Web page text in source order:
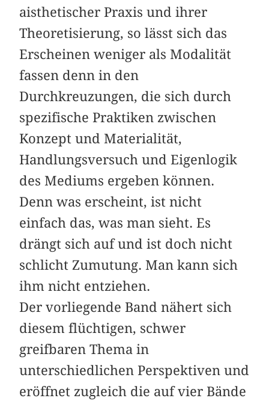
aisthetischer Praxis und ihrer
Theoretisierung, so lässt sich das
Erscheinen weniger als Modalität
fassen denn in den
Durchkreuzungen, die sich durch
spezifische Praktiken zwischen
Konzept und Materialität,
Handlungsversuch und Eigenlogik
des Mediums ergeben können.
Denn was erscheint, ist nicht
einfach das, was man sieht. Es
drängt sich auf und ist doch nicht
schlicht Zumutung. Man kann sich
ihm nicht entziehen.
Der vorliegende Band nähert sich
diesem flüchtigen, schwer
greifbaren Thema in
unterschiedlichen Perspektiven und
eröffnet zugleich die auf vier Bände